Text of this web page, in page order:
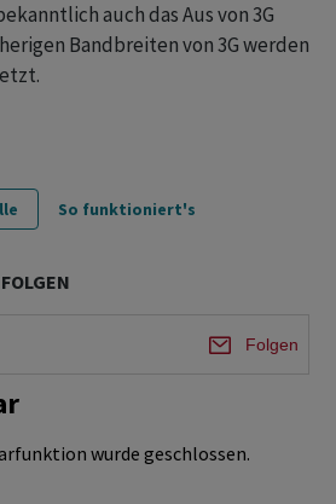
auch das Aus von 3G
Bandbreiten von 3G werden
So funktioniert's
Folgen
wurde geschlossen.